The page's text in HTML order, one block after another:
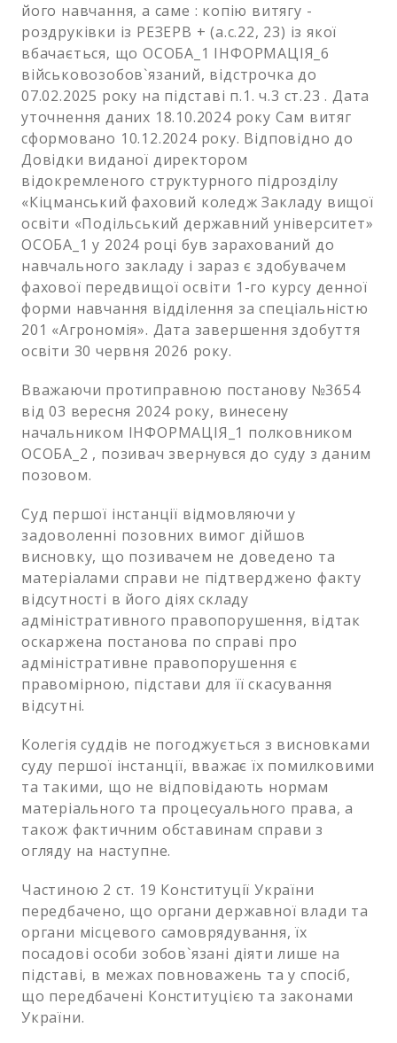
його навчання, а саме : копію витягу -
роздруківки із РЕЗЕРВ + (а.с.22, 23) із якої
вбачається, що ОСОБА_1 ІНФОРМАЦІЯ_6
військовозобов`язаний, відстрочка до
07.02.2025 року на підставі п.1. ч.3 ст.23 . Дата
уточнення даних 18.10.2024 року Сам витяг
сформовано 10.12.2024 року. Відповідно до
Довідки виданої директором
відокремленого структурного підрозділу
«Кіцманський фаховий коледж Закладу вищої
освіти «Подільський державний університет»
ОСОБА_1 у 2024 році був зарахований до
навчального закладу і зараз є здобувачем
фахової передвищої освіти 1-го курсу денної
форми навчання відділення за спеціальністю
201 «Агрономія». Дата завершення здобуття
освіти 30 червня 2026 року.
Вважаючи протиправною постанову №3654
від 03 вересня 2024 року, винесену
начальником ІНФОРМАЦІЯ_1 полковником
ОСОБА_2 , позивач звернувся до суду з даним
позовом.
Суд першої інстанції відмовляючи у
задоволенні позовних вимог дійшов
висновку, що позивачем не доведено та
матеріалами справи не підтверджено факту
відсутності в його діях складу
адміністративного правопорушення, відтак
оскаржена постанова по справі про
адміністративне правопорушення є
правомірною, підстави для її скасування
відсутні.
Колегія суддів не погоджується з висновками
суду першої інстанції, вважає їх помилковими
та такими, що не відповідають нормам
матеріального та процесуального права, а
також фактичним обставинам справи з
огляду на наступне.
Частиною 2 ст. 19 Конституції України
передбачено, що органи державної влади та
органи місцевого самоврядування, їх
посадові особи зобов`язані діяти лише на
підставі, в межах повноважень та у спосіб,
що передбачені Конституцією та законами
України.